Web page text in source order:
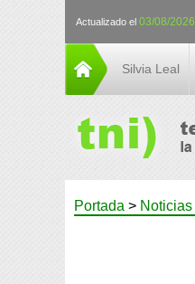
Actualizado el 03/08/2026
Silvia Leal
Portada > Noticias